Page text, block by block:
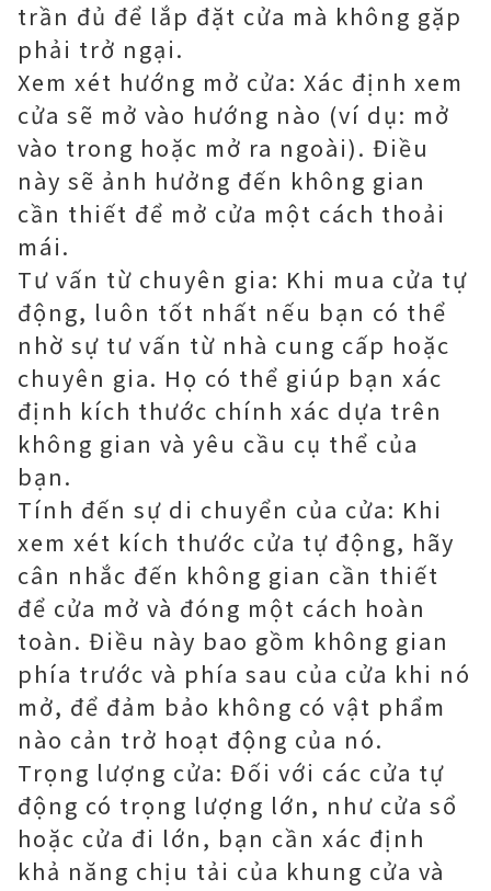
trần đủ để lắp đặt cửa mà không gặp
phải trở ngại.
Xem xét hướng mở cửa: Xác định xem
cửa sẽ mở vào hướng nào (ví dụ: mở
vào trong hoặc mở ra ngoài). Điều
này sẽ ảnh hưởng đến không gian
cần thiết để mở cửa một cách thoải
mái.
Tư vấn từ chuyên gia: Khi mua cửa tự
động, luôn tốt nhất nếu bạn có thể
nhờ sự tư vấn từ nhà cung cấp hoặc
chuyên gia. Họ có thể giúp bạn xác
định kích thước chính xác dựa trên
không gian và yêu cầu cụ thể của
bạn.
Tính đến sự di chuyển của cửa: Khi
xem xét kích thước cửa tự động, hãy
cân nhắc đến không gian cần thiết
để cửa mở và đóng một cách hoàn
toàn. Điều này bao gồm không gian
phía trước và phía sau của cửa khi nó
mở, để đảm bảo không có vật phẩm
nào cản trở hoạt động của nó.
Trọng lượng cửa: Đối với các cửa tự
động có trọng lượng lớn, như cửa sổ
hoặc cửa đi lớn, bạn cần xác định
khả năng chịu tải của khung cửa và